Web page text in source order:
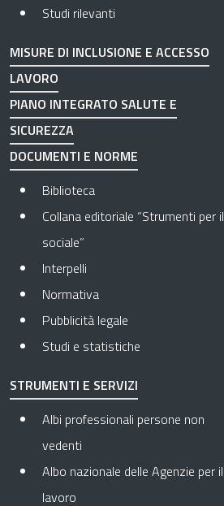
Studi rilevanti
MISURE DI INCLUSIONE E ACCESSO
LAVORO
PIANO INTEGRATO SALUTE E
SICUREZZA
DOCUMENTI E NORME
Biblioteca
Collana editoriale “Strumenti per il
sociale”
Interpelli
Normativa
Pubblicità legale
Studi e statistiche
STRUMENTI E SERVIZI
Albi professionali persone non
vedenti
Albo nazionale delle Agenzie per il
lavoro